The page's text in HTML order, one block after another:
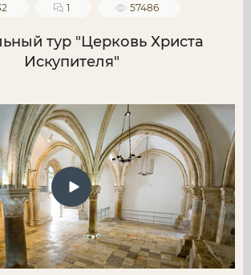
1 57486
тур "Церковь Христа
Искупителя"